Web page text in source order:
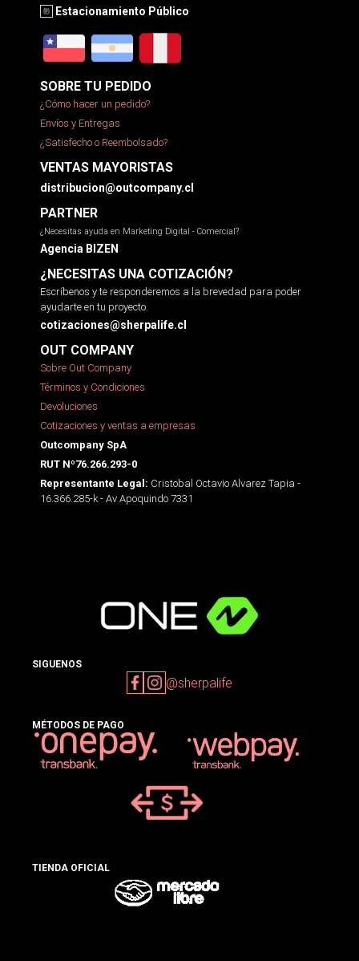
Estacionamiento Público
SOBRE TU PEDIDO
¿Cómo hacer un pedido?
Envíos y Entregas
¿Satisfecho o Reembolsado?
VENTAS MAYORISTAS
distribucion@outcompany.cl
PARTNER
¿Necesitas ayuda en Marketing Digital - Comercial?
Agencia BIZEN
¿NECESITAS UNA COTIZACIÓN?
Escríbenos y te responderemos a la brevedad para poder
ayudarte en tu proyecto.
cotizaciones@sherpalife.cl
OUT COMPANY
Sobre Out Company
Términos y Condiciones
Devoluciones
Cotizaciones y ventas a empresas
Outcompany SpA
RUT Nº76.266.293-0
Representante Legal: Cristobal Octavio Alvarez Tapia -
16.366.285-k - Av Apoquindo 7331
SIGUENOS
@sherpalife
MÉTODOS DE PAGO
TIENDA OFICIAL